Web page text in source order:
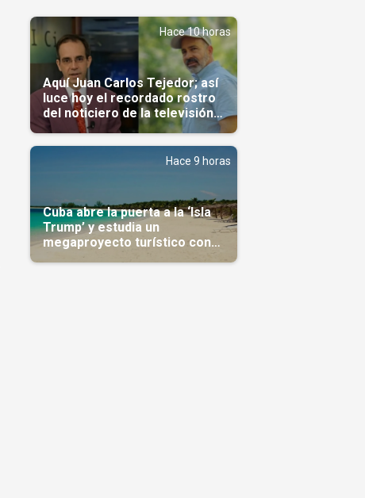
Hace 10 horas
Aquí Juan Carlos Tejedor; así
luce hoy el recordado rostro
del noticiero de la televisión
cubana
Hace 9 horas
Cuba abre la puerta a la ‘Isla
Trump’ y estudia un
megaproyecto turístico con
capital árabe